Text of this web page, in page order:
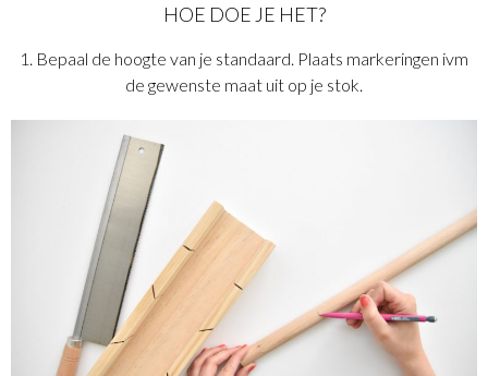
HOE DOE JE HET?
1. Bepaal de hoogte van je standaard. Plaats markeringen ivm
de gewenste maat uit op je stok.